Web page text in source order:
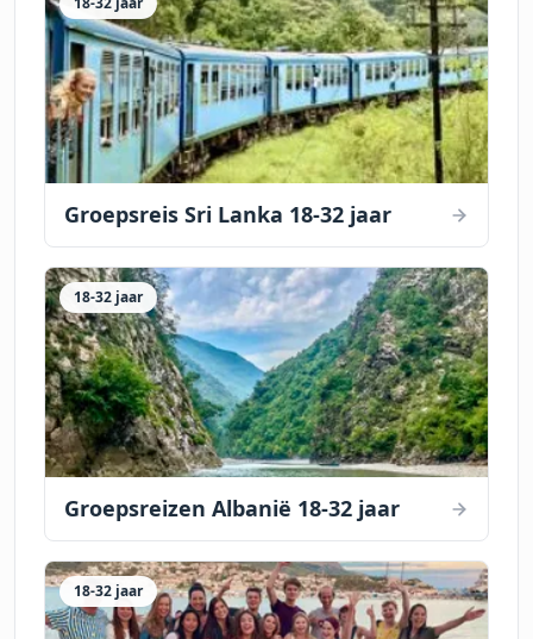
Groepsreis Sri Lanka 18-32 jaar
18-32 jaar
Groepsreizen Albanië 18-32 jaar
18-32 jaar